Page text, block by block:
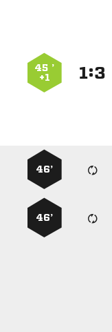
:
45 ’
+1
46’
46’